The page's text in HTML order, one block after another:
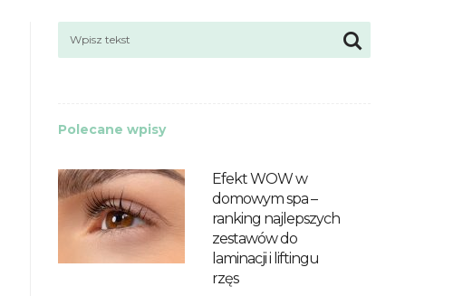
Polecane wpisy
Efekt WOW w
domowym spa –
ranking najlepszych
zestawów do
laminacji i liftingu
rzęs